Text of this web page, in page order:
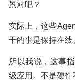
景对吧？
实际上，这些
干的事是保持在线
所以我说，这事
级应用。不是硬件